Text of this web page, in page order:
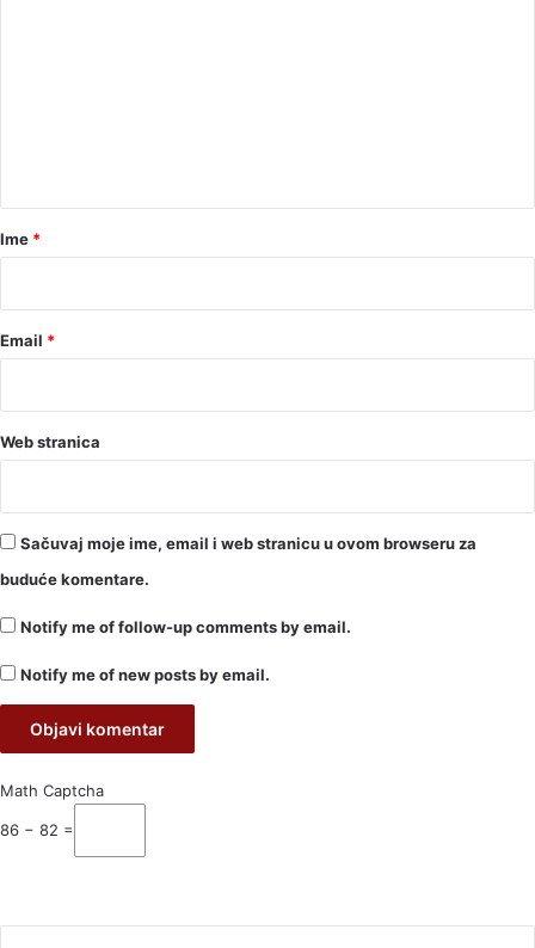
rIme *
Email *
Web stranica
Sačuvaj moje ime, email i web stranicu u ovom browseru za
buduće komentare.
Notify me of follow-up comments by email.
Notify me of new posts by email.
Math Captcha
86 − 82 =